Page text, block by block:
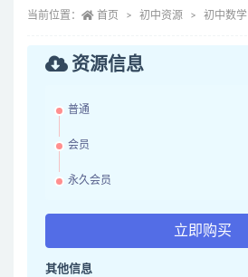
当前位置： 首页 初中资源 初中数学
资源信息
普通
会员
永久会员
立即购买
其他信息